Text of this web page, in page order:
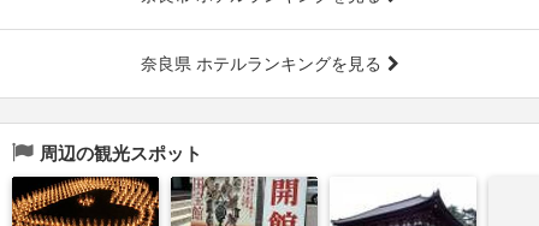
奈良県 ホテルランキングを見る
周辺の観光スポット